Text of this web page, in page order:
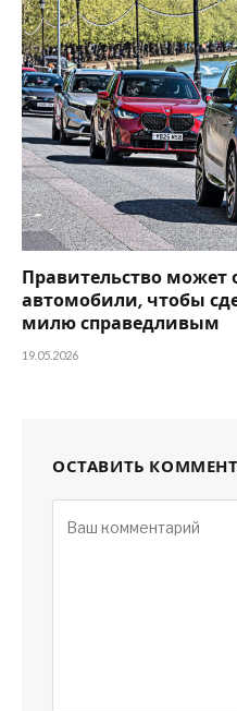
Правительство
автомобили, чтобы
милю справедливым
19.05.2026
ОСТАВИТЬ